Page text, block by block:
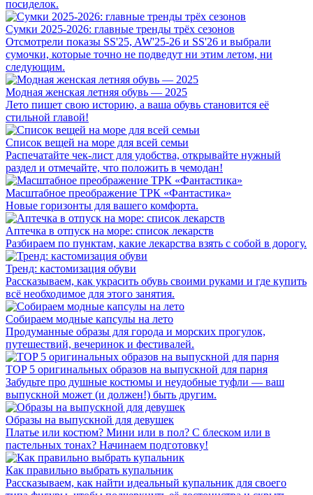
посиделок.
Сумки 2025-2026: главные тренды трёх сезонов
Отсмотрели показы SS'25, AW'25-26 и SS'26 и выбрали
сумочки, которые точно не подведут ни этим летом, ни
следующим.
Модная женская летняя обувь — 2025
Лето пишет свою историю, а ваша обувь становится её
стильной главой!
Список вещей на море для всей семьи
Распечатайте чек-лист для удобства, открывайте нужный
раздел и отмечайте, что положить в чемодан!
Масштабное преображение ТРК «Фантастика»
Новые горизонты для вашего комфорта.
Аптечка в отпуск на море: список лекарств
Разбираем по пунктам, какие лекарства взять с собой в дорогу.
Тренд: кастомизация обуви
Рассказываем, как украсить обувь своими руками и где купить
всё необходимое для этого занятия.
Собираем модные капсулы на лето
Продуманные образы для города и морских прогулок,
путешествий, вечеринок и фестивалей.
TOP 5 оригинальных образов на выпускной для парня
Забудьте про душные костюмы и неудобные туфли — ваш
выпускной может (и должен!) быть другим.
Образы на выпускной для девушек
Платье или костюм? Мини или в пол? С блеском или в
пастельных тонах? Начинаем подготовку!
Как правильно выбрать купальник
Рассказываем, как найти идеальный купальник для своего